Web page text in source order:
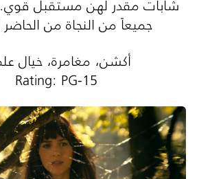
جميعاً من النجاة من الحاضر
أكشن، مغامرة، خيال
Rating: PG-15